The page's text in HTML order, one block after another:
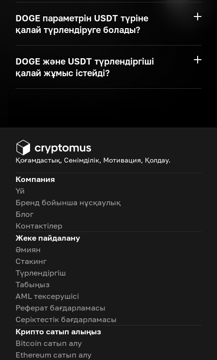
DOGE параметрін USDT түріне
қалай түрлендіруге болады?
DOGE және USDT түрлендіргіші
қалай жұмыс істейді?
Қоғамдастық, Сенімділік, Мотивация, Қолдау.
Компания
Үй
Бренд бойынша нұсқаулық
Блог
Контактілер
Жеке пайдалану
Әмиян
Стакинг
Түрлендіргіш
Табыңыз
AML тексерушісі
Реферат бағдарламасы
Серіктестік бағдарламасы
Крипто сатып алыңыз
Bitcoin сатып алу
Ethereum сатып алу